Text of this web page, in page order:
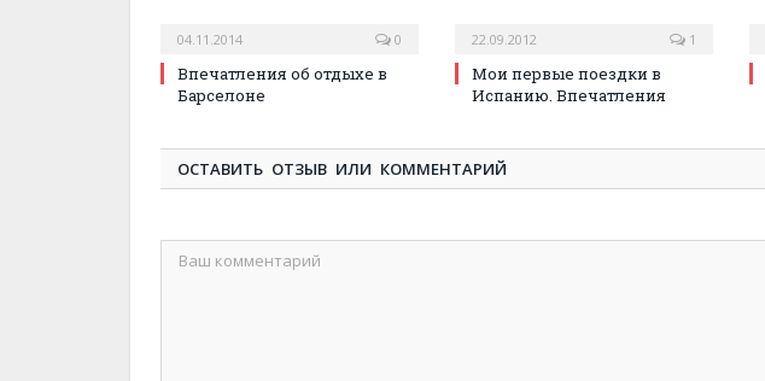
04.11.2014 0
Впечатления об отдыхе в
Барселоне
22.09.2012 1
Мои первые поездки в
Испанию. Впечатления
ОСТАВИТЬ ОТЗЫВ ИЛИ КОММЕНТАРИЙ